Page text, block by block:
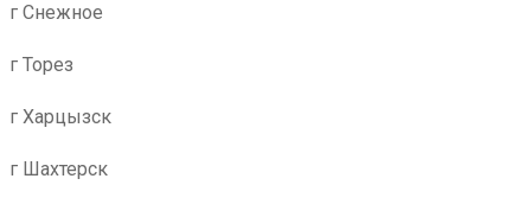
г Снежное
г Торез
г Харцызск
г Шахтерск